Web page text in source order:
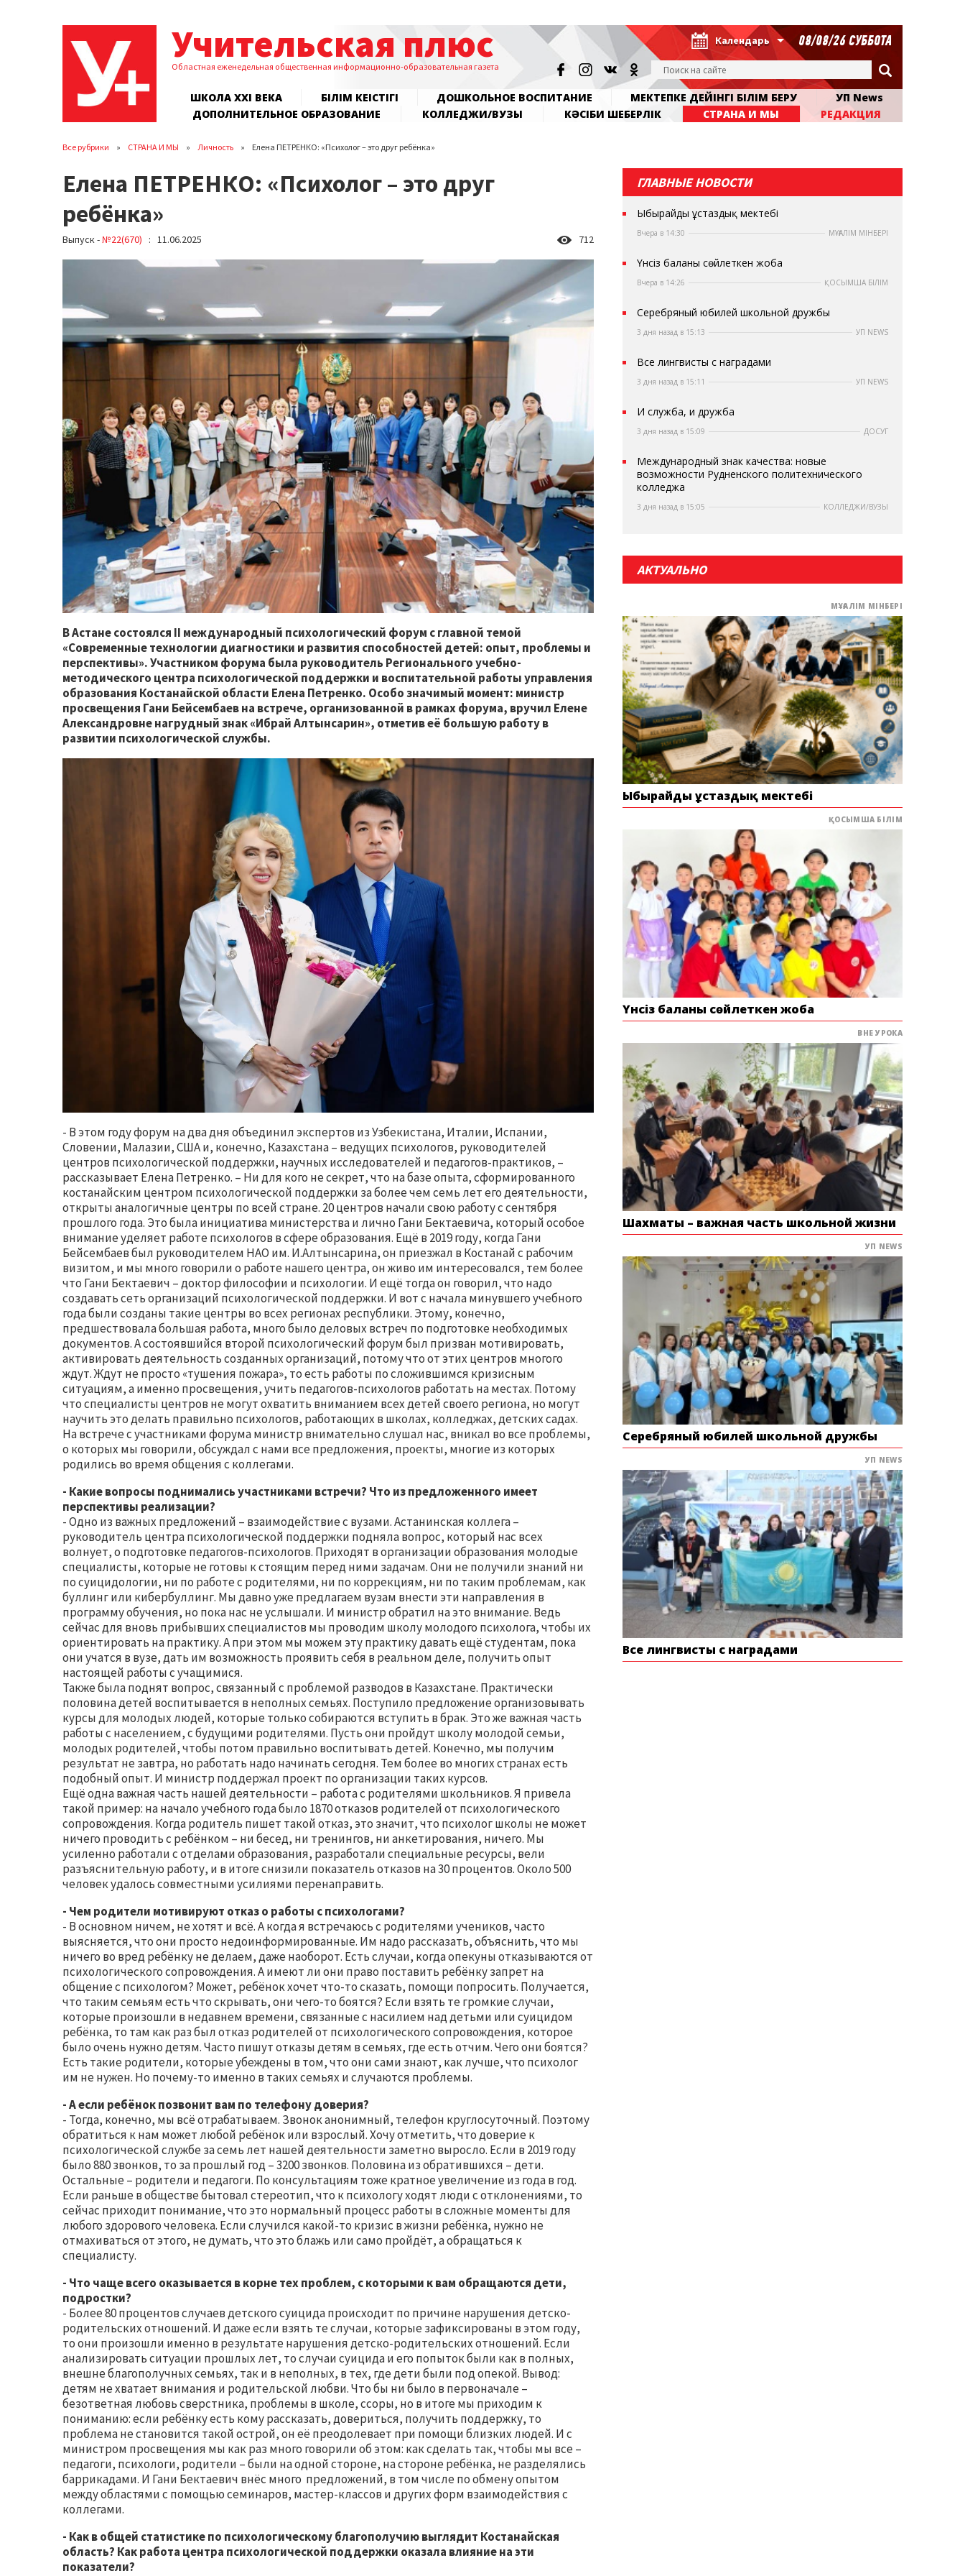
Учительская плюс
Областная еженедельная общественная информационно-образовательная газета
Календарь 08/08/26 СУББОТА
ШКОЛА XXI ВЕКА БІЛІМ КЕҢІСТІГІ ДОШКОЛЬНОЕ ВОСПИТАНИЕ МЕКТЕПКЕ ДЕЙІНГІ БІЛІМ БЕРУ
УП News
ДОПОЛНИТЕЛЬНОЕ ОБРАЗОВАНИЕ
КОЛЛЕДЖИ/ВУЗЫ КӘСІБИ ШЕБЕРЛІК СТРАНА И МЫ РЕДАКЦИЯ
Все рубрики СТРАНА И МЫ Личность Елена ПЕТРЕНКО: «Психолог – это друг ребёнка»
Елена ПЕТРЕНКО: «Психолог – это друг
ребёнка»
Выпуск -№22(670) : 11.06.2025 712
В Астане состоялся II международный психологический форум с главной темой
«Современные технологии диагностики и развития способностей детей: опыт, проблемы и
перспективы». Участником форума была руководитель Регионального учебно-
методического центра психологической поддержки и воспитательной работы управления
образования Костанайской области Елена Петренко. Особо значимый момент: министр
просвещения Гани Бейсембаев на встрече, организованной в рамках форума, вручил Елене
Александровне нагрудный знак «Ибрай Алтынсарин», отметив её большую работу в
развитии психологической службы.
- В этом году форум на два дня объединил экспертов из Узбекистана, Италии, Испании,
Словении, Малазии, США и, конечно, Казахстана – ведущих психологов, руководителей
центров психологической поддержки, научных исследователей и педагогов-практиков, –
рассказывает Елена Петренко. – Ни для кого не секрет, что на базе опыта, сформированного
костанайским центром психологической поддержки за более чем семь лет его деятельности,
открыты аналогичные центры по всей стране. 20 центров начали свою работу с сентября
прошлого года. Это была инициатива министерства и лично Гани Бектаевича, который особое
внимание уделяет работе психологов в сфере образования. Ещё в 2019 году, когда Гани
Бейсембаев был руководителем НАО им. И.Алтынсарина, он приезжал в Костанай с рабочим
визитом, и мы много говорили о работе нашего центра, он живо им интересовался, тем более
что Гани Бектаевич – доктор философии и психологии. И ещё тогда он говорил, что надо
создавать сеть организаций психологической поддержки. И вот с начала минувшего учебного
года были созданы такие центры во всех регионах республики. Этому, конечно,
предшествовала большая работа, много было деловых встреч по подготовке необходимых
документов. А состоявшийся второй психологический форум был призван мотивировать,
активировать деятельность созданных организаций, потому что от этих центров многого
ждут. Ждут не просто «тушения пожара», то есть работы по сложившимся кризисным
ситуациям, а именно просвещения, учить педагогов-психологов работать на местах. Потому
что специалисты центров не могут охватить вниманием всех детей своего региона, но могут
научить это делать правильно психологов, работающих в школах, колледжах, детских садах.
На встрече с участниками форума министр внимательно слушал нас, вникал во все проблемы,
о которых мы говорили, обсуждал с нами все предложения, проекты, многие из которых
родились во время общения с коллегами.
- Какие вопросы поднимались участниками встречи? Что из предложенного имеет
перспективы реализации?
- Одно из важных предложений – взаимодействие с вузами. Астанинская коллега –
руководитель центра психологической поддержки подняла вопрос, который нас всех
волнует, о подготовке педагогов-психологов. Приходят в организации образования молодые
специалисты, которые не готовы к стоящим перед ними задачам. Они не получили знаний ни
по суицидологии, ни по работе с родителями, ни по коррекциям, ни по таким проблемам, как
буллинг или кибербуллинг. Мы давно уже предлагаем вузам внести эти направления в
программу обучения, но пока нас не услышали. И министр обратил на это внимание. Ведь
сейчас для вновь прибывших специалистов мы проводим школу молодого психолога, чтобы их
ориентировать на практику. А при этом мы можем эту практику давать ещё студентам, пока
они учатся в вузе, дать им возможность проявить себя в реальном деле, получить опыт
настоящей работы с учащимися.
Также была поднят вопрос, связанный с проблемой разводов в Казахстане. Практически
половина детей воспитывается в неполных семьях. Поступило предложение организовывать
курсы для молодых людей, которые только собираются вступить в брак. Это же важная часть
работы с населением, с будущими родителями. Пусть они пройдут школу молодой семьи,
молодых родителей, чтобы потом правильно воспитывать детей. Конечно, мы получим
результат не завтра, но работать надо начинать сегодня. Тем более во многих странах есть
подобный опыт. И министр поддержал проект по организации таких курсов.
Ещё одна важная часть нашей деятельности – работа с родителями школьников. Я привела
такой пример: на начало учебного года было 1870 отказов родителей от психологического
сопровождения. Когда родитель пишет такой отказ, это значит, что психолог школы не может
ничего проводить с ребёнком – ни бесед, ни тренингов, ни анкетирования, ничего. Мы
усиленно работали с отделами образования, разработали специальные ресурсы, вели
разъяснительную работу, и в итоге снизили показатель отказов на 30 процентов. Около 500
человек удалось совместными усилиями перенаправить.
- Чем родители мотивируют отказ о работы с психологами?
- В основном ничем, не хотят и всё. А когда я встречаюсь с родителями учеников, часто
выясняется, что они просто недоинформированные. Им надо рассказать, объяснить, что мы
ничего во вред ребёнку не делаем, даже наоборот. Есть случаи, когда опекуны отказываются от
психологического сопровождения. А имеют ли они право поставить ребёнку запрет на
общение с психологом? Может, ребёнок хочет что-то сказать, помощи попросить. Получается,
что таким семьям есть что скрывать, они чего-то боятся? Если взять те громкие случаи,
которые произошли в недавнем времени, связанные с насилием над детьми или суицидом
ребёнка, то там как раз был отказ родителей от психологического сопровождения, которое
было очень нужно детям. Часто пишут отказы детям в семьях, где есть отчим. Чего они боятся?
Есть такие родители, которые убеждены в том, что они сами знают, как лучше, что психолог
им не нужен. Но почему-то именно в таких семьях и случаются проблемы.
- А если ребёнок позвонит вам по телефону доверия?
- Тогда, конечно, мы всё отрабатываем. Звонок анонимный, телефон круглосуточный. Поэтому
обратиться к нам может любой ребёнок или взрослый. Хочу отметить, что доверие к
психологической службе за семь лет нашей деятельности заметно выросло. Если в 2019 году
было 880 звонков, то за прошлый год – 3200 звонков. Половина из обратившихся – дети.
Остальные – родители и педагоги. По консультациям тоже кратное увеличение из года в год.
Если раньше в обществе бытовал стереотип, что к психологу ходят люди с отклонениями, то
сейчас приходит понимание, что это нормальный процесс работы в сложные моменты для
любого здорового человека. Если случился какой-то кризис в жизни ребёнка, нужно не
отмахиваться от этого, не думать, что это блажь или само пройдёт, а обращаться к
специалисту.
- Что чаще всего оказывается в корне тех проблем, с которыми к вам обращаются дети,
подростки?
- Более 80 процентов случаев детского суицида происходит по причине нарушения детско-
родительских отношений. И даже если взять те случаи, которые зафиксированы в этом году,
то они произошли именно в результате нарушения детско-родительских отношений. Если
анализировать ситуации прошлых лет, то случаи суицида и его попыток были как в полных,
внешне благополучных семьях, так и в неполных, в тех, где дети были под опекой. Вывод:
детям не хватает внимания и родительской любви. Что бы ни было в первоначале –
безответная любовь сверстника, проблемы в школе, ссоры, но в итоге мы приходим к
пониманию: если ребёнку есть кому рассказать, довериться, получить поддержку, то
проблема не становится такой острой, он её преодолевает при помощи близких людей. И с
министром просвещения мы как раз много говорили об этом: как сделать так, чтобы мы все –
педагоги, психологи, родители – были на одной стороне, на стороне ребёнка, не разделялись
баррикадами. И Гани Бектаевич внёс много предложений, в том числе по обмену опытом
между областями с помощью семинаров, мастер-классов и других форм взаимодействия с
коллегами.
- Как в общей статистике по психологическому благополучию выглядит Костанайская
область? Как работа центра психологической поддержки оказала влияние на эти
показатели?
ГЛАВНЫЕ НОВОСТИ
Ыбырайдың ұстаздық мектебі
Вчера в 14:30 МҰҒАЛІМ МІНБЕРІ
Үнсіз баланы сөйлеткен жоба
Вчера в 14:26 ҚОСЫМША БІЛІМ
Серебряный юбилей школьной дружбы
3 дня назад в 15:13 УП NEWS
Все лингвисты с наградами
3 дня назад в 15:11 УП NEWS
И служба, и дружба
3 дня назад в 15:09 ДОСУГ
Международный знак качества: новые
возможности Рудненского политехнического
колледжа
3 дня назад в 15:05 КОЛЛЕДЖИ/ВУЗЫ
АКТУАЛЬНО
МҰҒАЛІМ МІНБЕРІ
Ыбырайдың ұстаздық мектебі
ҚОСЫМША БІЛІМ
Үнсіз баланы сөйлеткен жоба
ВНЕ УРОКА
Шахматы – важная часть школьной жизни
УП NEWS
Серебряный юбилей школьной дружбы
УП NEWS
Все лингвисты с наградами